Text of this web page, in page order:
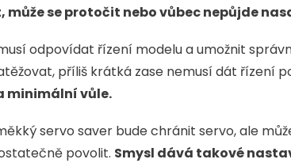
může se protočit nebo vůbec nepůjde
odpovídat řízení modelu a umožnit
příliš krátká zase nemusí dát řízení
minimální vůle.
servo saver bude chránit servo, ale
povolit. Smysl dává takové